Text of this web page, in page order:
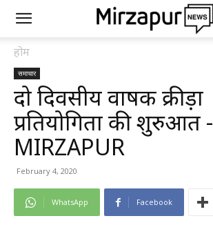
होम
समाचार
दो दिवसीय वार्षिक क्रीड़ा
प्रतियोगिता की शुरुआत -
MIRZAPUR
February 4, 2020
WhatsApp Facebook